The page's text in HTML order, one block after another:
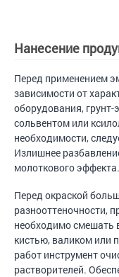
Нанесение
Перед применением
зависимости от
оборудования,
сольвентом или
необходимости,
Излишнее
молоткового эффекта.
Перед окраской
разнооттеночности,
необходимо смешать
кистью, валиком или
работ инструмент
растворителей.